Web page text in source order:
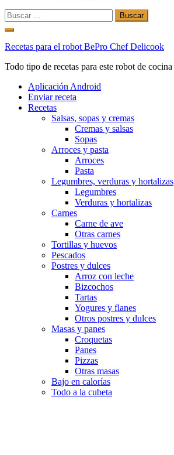
Buscar:
Ir
contenido
Recetas para el robot BePro Chef Delicook
Todo tipo de recetas para este robot de cocina
Aplicación Android
Enviar receta
Recetas
Salsas, sopas y cremas
Cremas y salsas
Sopas
Arroces y pasta
Arroces
Pasta
Legumbres, verduras y hortalizas
Legumbres
Verduras y hortalizas
Carnes
Carne de ave
Otras carnes
Tortillas y huevos
Pescados
Postres y dulces
Arroz con leche
Bizcochos
Tartas
Yogures y flanes
Otros postres y dulces
Masas y panes
Croquetas
Panes
Pizzas
Otras masas
Bajo en calorías
Todo a la cubeta